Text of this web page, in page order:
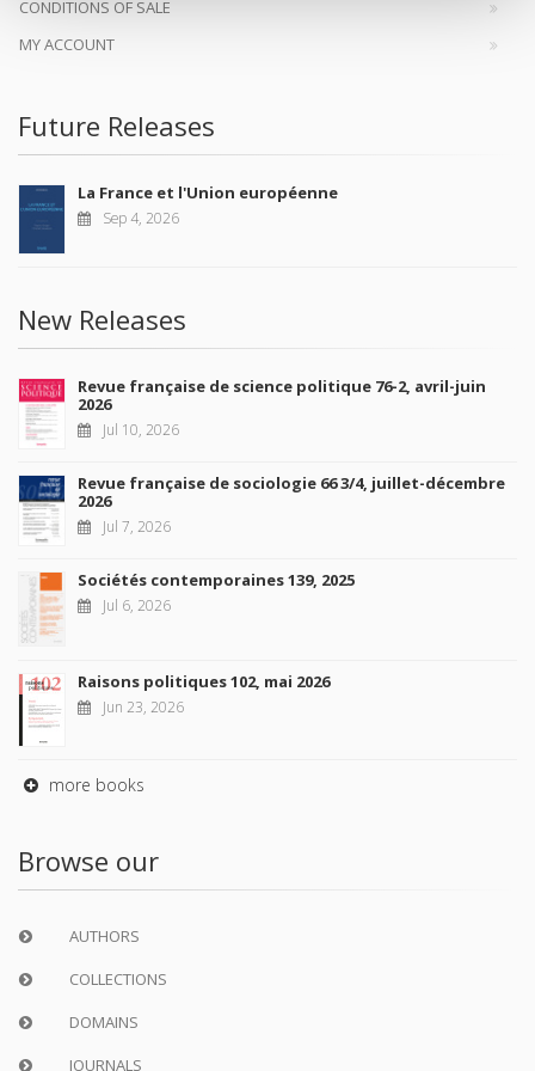
CONDITIONS OF SALE
MY ACCOUNT
Future Releases
La France et l'Union européenne
Sep 4, 2026
New Releases
Revue française de science politique 76-2, avril-juin
2026
Jul 10, 2026
Revue française de sociologie 66 3/4, juillet-décembre
2026
Jul 7, 2026
Sociétés contemporaines 139, 2025
Jul 6, 2026
Raisons politiques 102, mai 2026
Jun 23, 2026
more books
Browse our
AUTHORS
COLLECTIONS
DOMAINS
JOURNALS